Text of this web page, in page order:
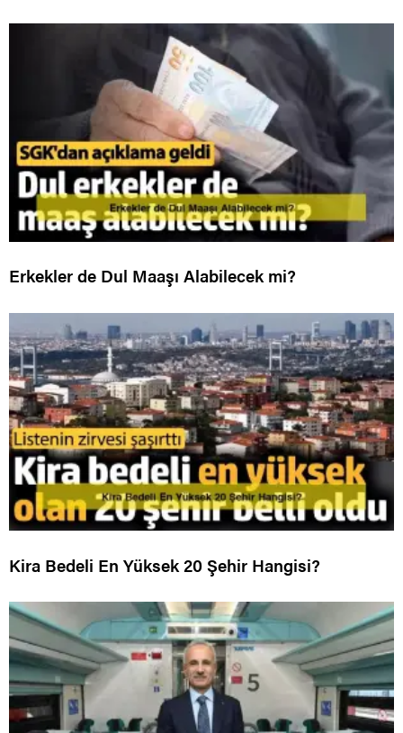
Erkekler de Dul Maaşı Alabilecek mi?
Kira Bedeli En Yüksek 20 Şehir Hangisi?